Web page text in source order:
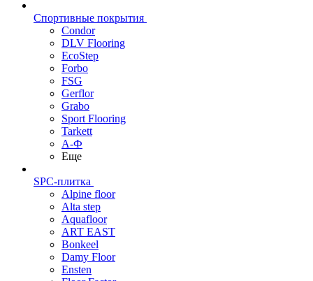
Спортивные покрытия
Condor
DLV Flooring
EcoStep
Forbo
FSG
Gerflor
Grabo
Sport Flooring
Tarkett
А-Ф
Еще
SPC-плитка
Alpine floor
Alta step
Aquafloor
ART EAST
Bonkeel
Damy Floor
Ensten